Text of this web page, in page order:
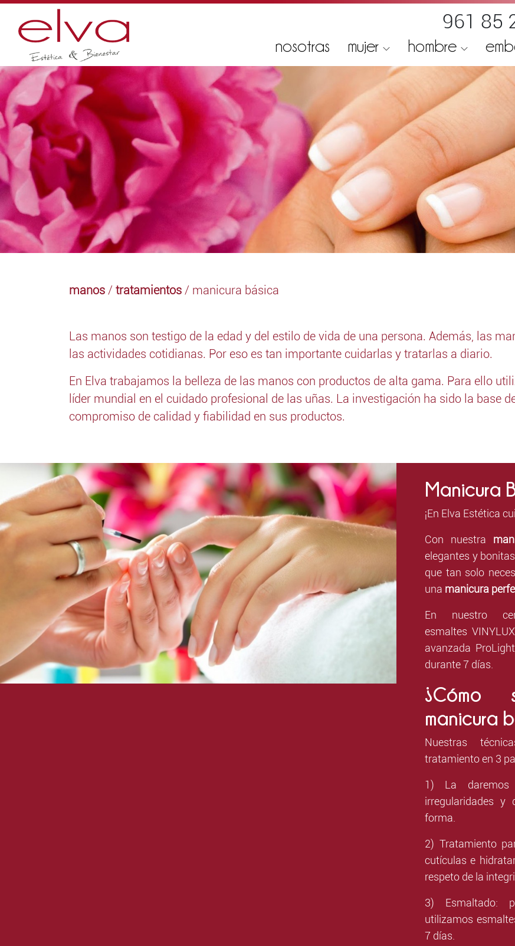
961 85
nosotras mujer hombre
manos / tratamientos / manicura básica
Las manos son testigo de la edad y del estilo de vida de una persona. Además, las
las actividades cotidianas. Por eso es tan importante cuidarlas y tratarlas a diario.
En Elva trabajamos la belleza de las manos con productos de alta gama. Para ello
líder mundial en el cuidado profesional de las uñas. La investigación ha sido la base
compromiso de calidad y fiabilidad en sus productos.
Manicura
¡En Elva Estética
Con nuestra
elegantes y
que tan solo
una manicura
En nuestro
esmaltes
avanzada
durante 7 días.
¿Cómo
manicura
Nuestras
tratamiento en 3
1) La
irregularidades y
forma.
2) Tratamiento
cutículas e
respeto de la
3) Esmaltado:
utilizamos
7 días.